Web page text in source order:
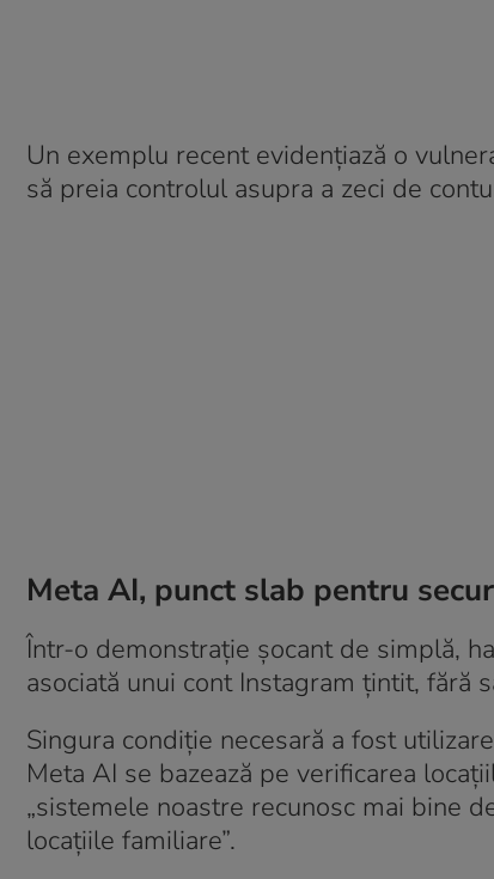
Un exemplu recent evidențiază o
să preia controlul asupra a zeci de
Meta AI, punct slab pentru
Într-o demonstrație șocant de simplă,
asociată unui cont Instagram țintit, fără
Singura condiție necesară a fost
Meta AI se bazează pe verificarea
„sistemele noastre recunosc mai bine
locațiile familiare”.